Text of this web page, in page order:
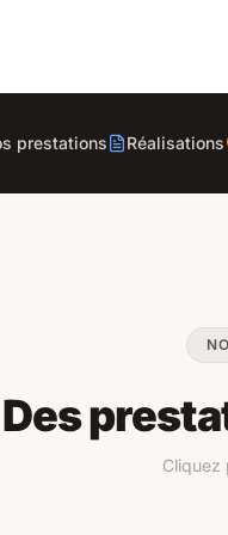
prestations Réalisations
Des
Cliquez